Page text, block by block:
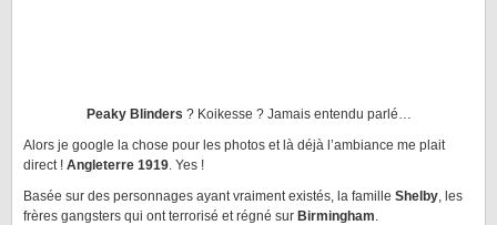
Peaky Blinders ? Koikesse ? Jamais entendu parlé…
Alors je google la chose pour les photos et là déjà l’ambiance me plait
direct ! Angleterre 1919. Yes !
Basée sur des personnages ayant vraiment existés, la famille Shelby, les
frères gangsters qui ont terrorisé et régné sur Birmingham.